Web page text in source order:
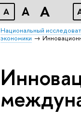
A A A
Национальный
экономики